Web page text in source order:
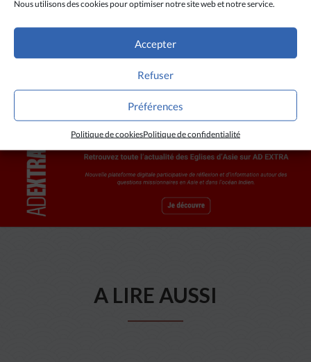
Nous utilisons des cookies pour optimiser notre site web et notre service.
Accepter
Refuser
Préférences
Politique de cookiesPolitique de confidentialité
l’exemple de la non-violence du Christ au Jardin des
oliviers. Enfin, il affirme que la vraie force du chrétien
réside essentiellement dans la prière perpétuelle.
A LIRE AUSSI